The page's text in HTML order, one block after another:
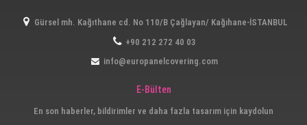
Gürsel mh. Kağıthane cd. No 110/B Çağlayan/ Kağıhane-İSTANBUL
+90 212 272 40 03
info@europanelcovering.com
E-Bülten
En son haberler, bildirimler ve daha fazla tasarım için kaydolun